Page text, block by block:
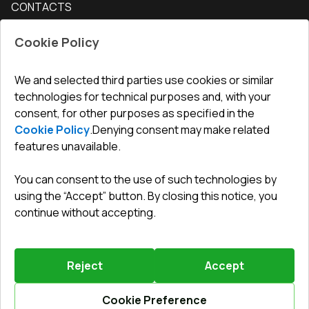
Interior doors
How to measure windows
For companies, cooperation
Conditions for returning goods
Guarantee
CONTACTS
undefined(undefined)
info@toptechnik.com.pl
Polityka prywatności
REGULAMIN
©2026.All right reserved.Powered byVitrager.com.
Report a problem?
Cookie Policy
We and selected third parties use cookies or similar
technologies for technical purposes and, with your
consent, for other purposes as specified in the
Cookie Policy.Denying consent may make related
features unavailable.
You can consent to the use of such technologies by
using the “Accept” button. By closing this notice, you
continue without accepting.
Reject Accept
Cookie Preference